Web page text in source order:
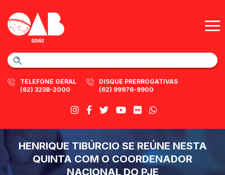
TELEFONE GERAL
(62) 3238-2000
DISQUE PRERROGATIVAS
(62) 99976-9900
HENRIQUE TIBÚRCIO SE REÚNE NESTA
QUINTA COM O COORDENADOR
NACIONAL DO PJE